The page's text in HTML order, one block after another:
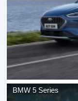
BMW 5 Series